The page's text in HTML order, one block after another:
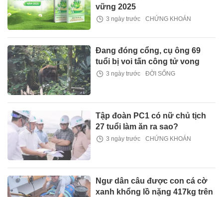
vững 2025
3 ngày trước CHỨNG KHOÁN
Đang đóng cổng, cụ ông 69
tuổi bị voi tấn công tử vong
3 ngày trước ĐỜI SỐNG
Tập đoàn PC1 có nữ chủ tịch
27 tuổi làm ăn ra sao?
3 ngày trước CHỨNG KHOÁN
Ngư dân câu được con cá cờ
xanh khổng lồ nặng 417kg trên